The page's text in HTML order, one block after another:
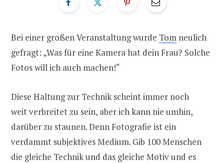
Bei einer großen Veranstaltung wurde Tom neulich
gefragt: „Was für eine Kamera hat dein Frau? Solche
Fotos will ich auch machen!“
Diese Haltung zur Technik scheint immer noch
weit verbreitet zu sein, aber ich kann nie umhin,
darüber zu staunen. Denn Fotografie ist ein
verdammt subjektives Medium. Gib 100 Menschen
die gleiche Technik und das gleiche Motiv und es